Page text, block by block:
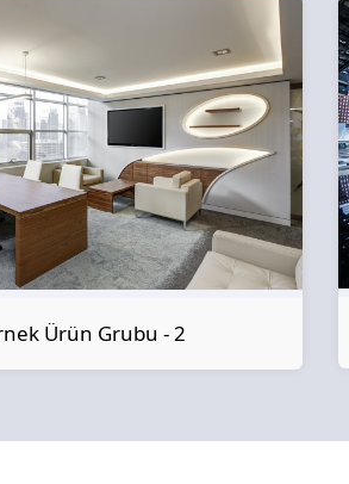
Ürün Grubu - 2